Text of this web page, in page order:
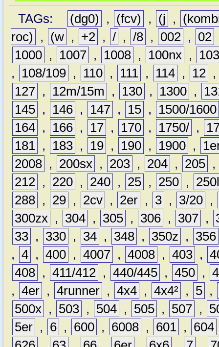
TAGs:
(dg0) , (fcv) , (j ,
roc)
, (w , +2 , / , /8 , 002 , 02
1000 , 1007 , 1008 , 100nx ,
,
108/109 , 110 , 111 , 114 , 12
127 , 12m/15m , 130 , 1300 ,
145 , 146 , 147 , 15 ,
1500/1600
164 , 166 , 17 , 170 , 1750/ ,
181 , 183 , 19 , 190 , 1900 ,
2008 , 200sx , 203 , 204 , 205 ,
212 , 220 , 240 , 25 , 250 ,
288 , 29 , 2cv , 2er , 3 , 3/20 ,
300zx , 304 , 305 , 306 , 307 ,
33 , 330 , 34 , 348 , 350z ,
356
, 4 , 400 , 4007 , 4008 , 403 ,
408 , 411/412 , 440/445 , 450 ,
, 4er , 4runner , 4x4 , 4x4² , 5 ,
500x , 503 , 504 , 505 , 507 ,
5er , 6 , 600 , 6008 , 601 , 604